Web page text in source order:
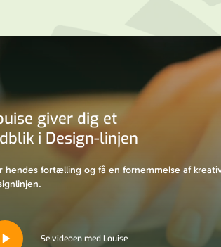
giver dig et
i Design-linjen
hendes fortælling og få en fornemmelse af
Se videoen med Louise